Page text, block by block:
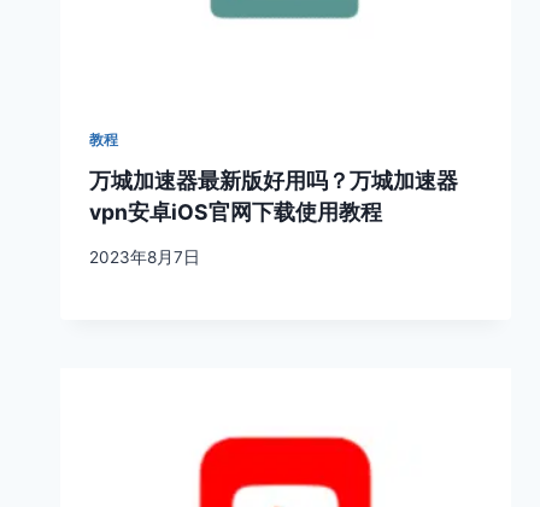
教程
万城加速器最新版好用吗？万城加速器
vpn安卓iOS官网下载使用教程
2023年8月7日